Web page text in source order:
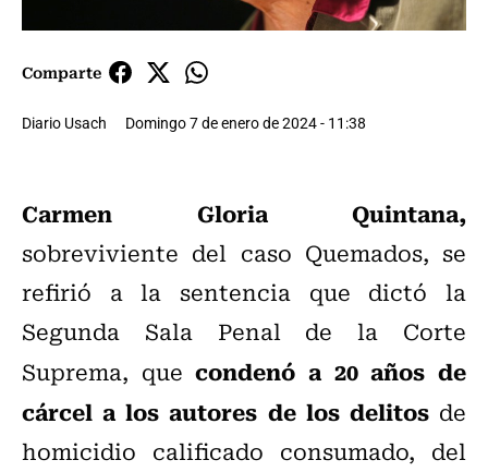
Comparte
Diario Usach Domingo 7 de enero de 2024 - 11:38
Carmen Gloria Quintana,
sobreviviente del caso Quemados, se
refirió a la sentencia que dictó la
Segunda Sala Penal de la Corte
Suprema, que condenó a 20 años de
cárcel a los autores de los delitosde
homicidio calificado consumado, del